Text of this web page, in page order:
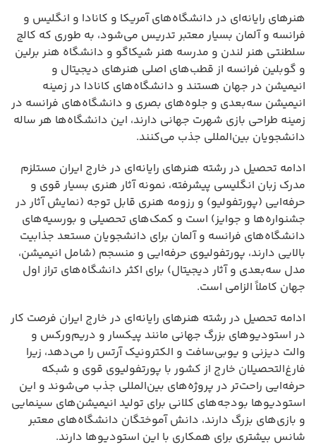
هنرهای رایانه‌ای در دانشگاه‌های آمریکا و کانادا و انگلیس و
فرانسه و آلمان بسیار معتبر تدریس می‌شود، به طوری که کالج
سلطنتی هنر لندن و مدرسه هنر شیکاگو و دانشگاه هنر برلین
و گوبلین فرانسه از قطب‌های اصلی هنرهای دیجیتال و
انیمیشن در جهان هستند و دانشگاه‌های کانادا در زمینه
انیمیشن سه‌بعدی و جلوه‌های بصری و دانشگاه‌های فرانسه در
زمینه طراحی بازی شهرت جهانی دارند، این دانشگاه‌ها هر ساله
دانشجویان بین‌المللی جذب می‌کنند.
ادامه تحصیل در رشته هنرهای رایانه‌ای در خارج ایران مستلزم
مدرک زبان انگلیسی پیشرفته، نمونه آثار هنری بسیار قوی و
حرفه‌ایی (پورتفولیو) و رزومه هنری قابل توجه (نمایش آثار در
جشنواره‌ها و جوایز) است و کمک‌های تحصیلی و بورسیه‌های
دانشگاه‌های فرانسه و آلمان برای دانشجویان مستعد جذابیت
بالایی دارند، پورتفولیوی حرفه‌ایی و منسجم (شامل انیمیشن،
مدل سه‌بعدی و آثار دیجیتال) برای اکثر دانشگاه‌های تراز اول
جهان کاملاً الزامی است.
ادامه تحصیل در رشته هنرهای رایانه‌ای در خارج ایران فرصت کار
در استودیوهای بزرگ جهانی مانند پیکسار و دریم‌ورکس و
والت دیزنی و یوبی‌سافت و الکترونیک آرتس را می‌دهد، زیرا
فارغ‌التحصیلان خارج از کشور با پورتفولیوی قوی و شبکه
حرفه‌ایی راحت‌تر در پروژه‌های بین‌المللی جذب می‌شوند و این
استودیوها بودجه‌های کلانی برای تولید انیمیشن‌های سینمایی
و بازی‌های بزرگ دارند، دانش آموختگان دانشگاه‌های معتبر
شانس بیشتری برای همکاری با این استودیوها دارند.